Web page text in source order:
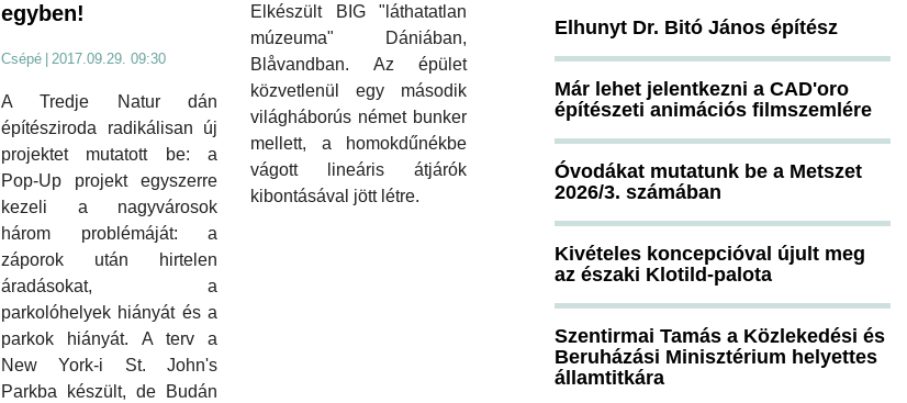
egyben!
Csépé 2017.09.29. 09:30
A Tredje Natur dán
építésziroda radikálisan új
projektet mutatott be: a
Pop-Up projekt egyszerre
kezeli a nagyvárosok
három problémáját: a
záporok után hirtelen
áradásokat, a
parkolóhelyek hiányát és a
parkok hiányát. A terv a
New York-i St. John's
Parkba készült, de Budán
Elkészült BIG "láthatatlan
múzeuma" Dániában,
Blåvandban. Az épület
közvetlenül egy második
világháborús német bunker
mellett, a homokdűnékbe
vágott lineáris átjárók
kibontásával jött létre.
Elhunyt Dr. Bitó János építész
Már lehet jelentkezni a CAD'oro
építészeti animációs filmszemlére
Óvodákat mutatunk be a Metszet
2026/3. számában
Kivételes koncepcióval újult meg
az északi Klotild-palota
Szentirmai Tamás a Közlekedési és
Beruházási Minisztérium helyettes
államtitkára